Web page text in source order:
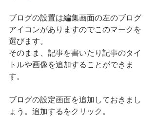
ブログの設置は編集画面の左のブログ
アイコンがありますのでこのマークを
選びます。
そのまま、記事を書いたり記事のタイ
トルや画像を追加することができま
す。
ブログの設定画面を追加しておきまし
ょう。追加するをクリック。